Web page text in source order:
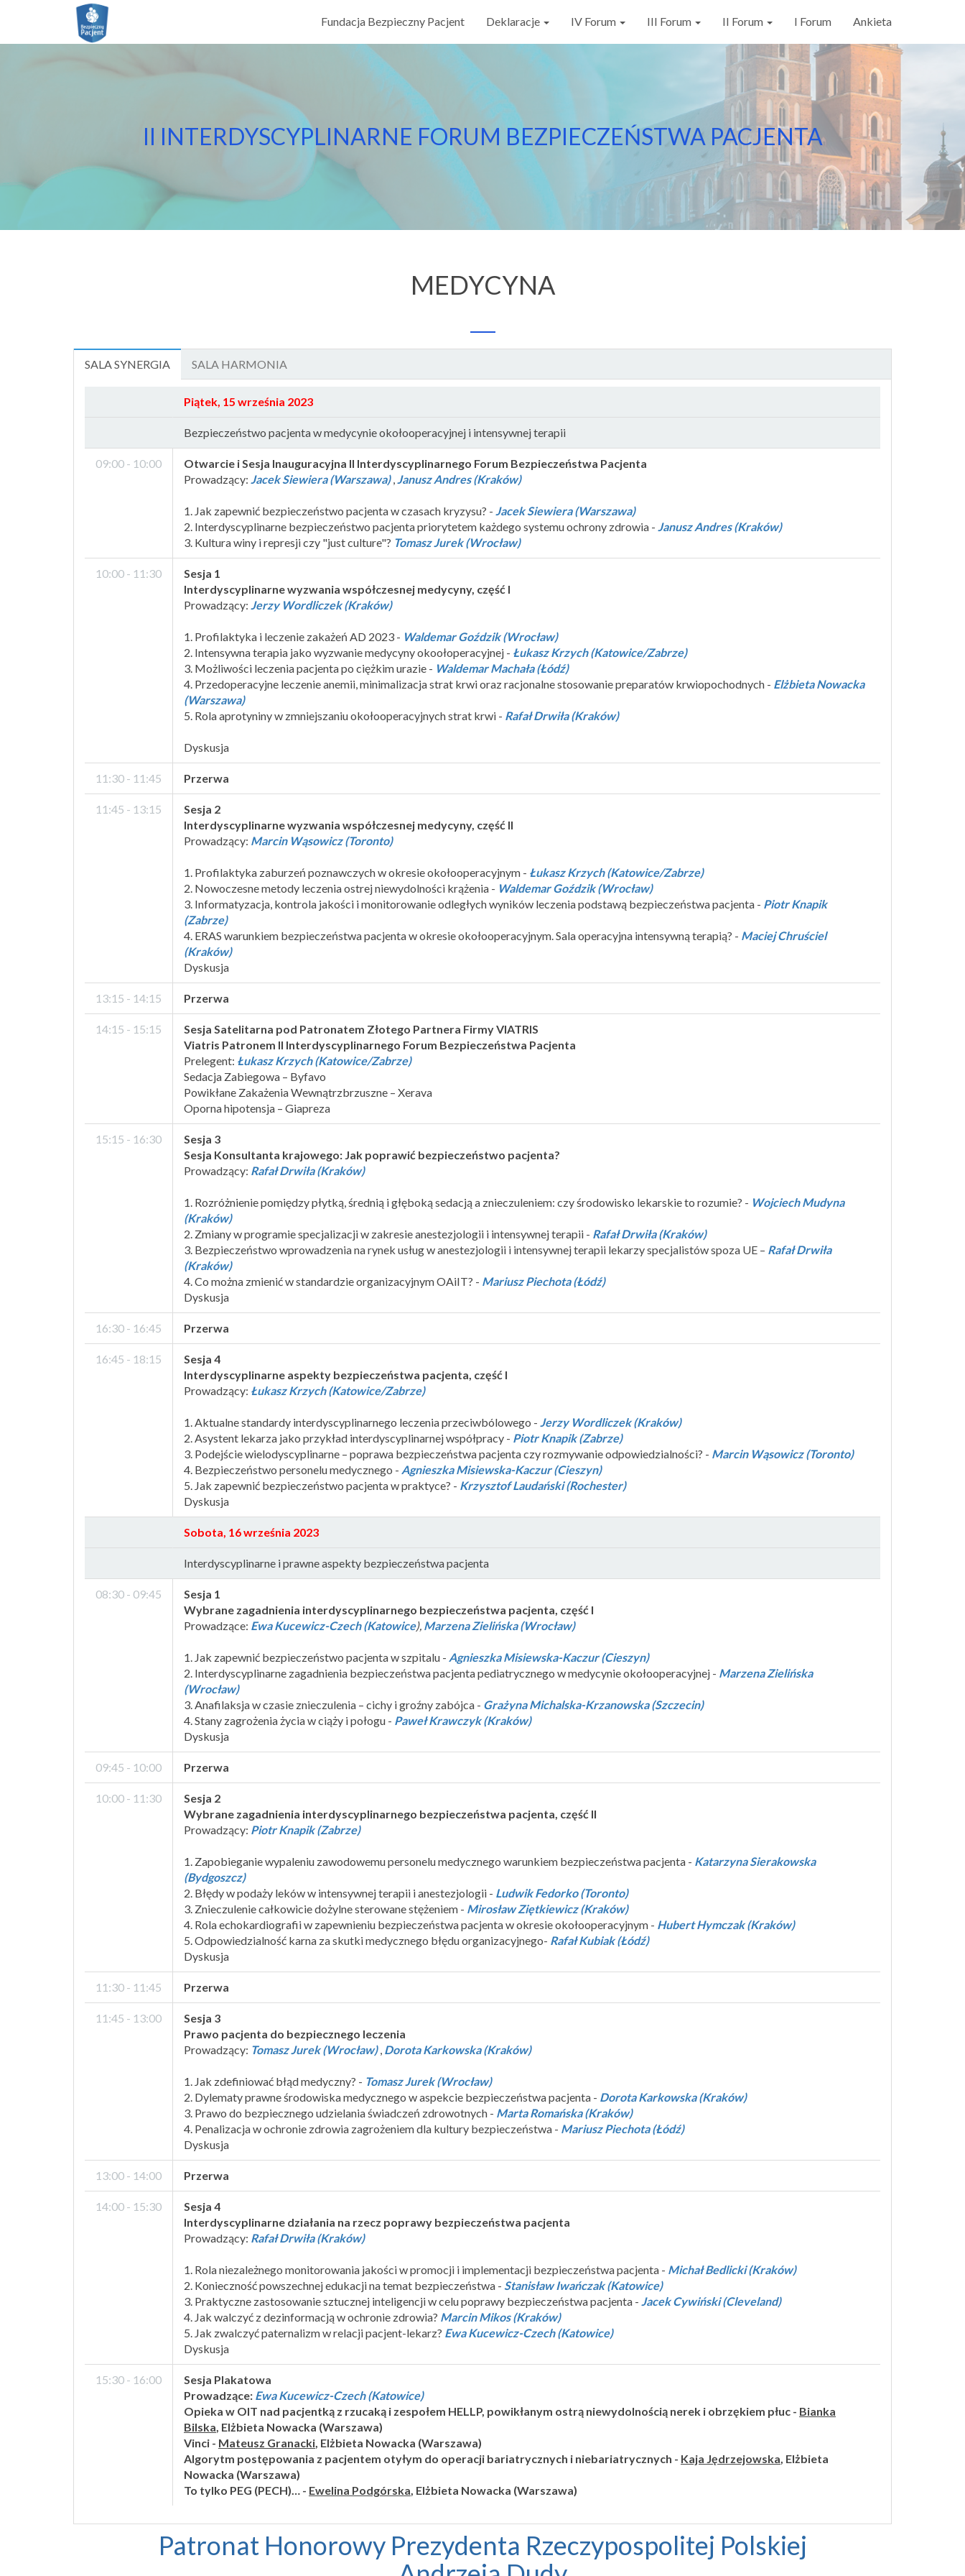
dostępu
Fundacja Bezpieczny Pacjent Deklaracje IV Forum III Forum II Forum I Forum Ankieta
II INTERDYSCYPLINARNE FORUM BEZPIECZEŃSTWA PACJENTA
MEDYCYNA
SALA SYNERGIA SALA HARMONIA
Piątek, 15 września 2023
Bezpieczeństwo pacjenta w medycynie okołooperacyjnej i intensywnej terapii
09:00 - 10:00
Otwarcie i Sesja Inauguracyjna II Interdyscyplinarnego Forum Bezpieczeństwa Pacjenta
Prowadzący: Jacek Siewiera (Warszawa) ,Janusz Andres (Kraków)
1. Jak zapewnić bezpieczeństwo pacjenta w czasach kryzysu? - Jacek Siewiera (Warszawa)
2. Interdyscyplinarne bezpieczeństwo pacjenta priorytetem każdego systemu ochrony zdrowia - Janusz Andres (Kraków)
3. Kultura winy i represji czy "just culture"? Tomasz Jurek (Wrocław)
10:00 - 11:30
Sesja 1
Interdyscyplinarne wyzwania współczesnej medycyny, część I
Prowadzący: Jerzy Wordliczek (Kraków)
1. Profilaktyka i leczenie zakażeń AD 2023 - Waldemar Goździk (Wrocław)
2. Intensywna terapia jako wyzwanie medycyny okoołoperacyjnej - Łukasz Krzych (Katowice/Zabrze)
3. Możliwości leczenia pacjenta po ciężkim urazie - Waldemar Machała (Łódź)
4. Przedoperacyjne leczenie anemii, minimalizacja strat krwi oraz racjonalne stosowanie preparatów krwiopochodnych - Elżbieta Nowacka
(Warszawa)
5. Rola aprotyniny w zmniejszaniu okołooperacyjnych strat krwi - Rafał Drwiła (Kraków)
Dyskusja
11:30 - 11:45 Przerwa
11:45 - 13:15
Sesja 2
Interdyscyplinarne wyzwania współczesnej medycyny, część II
Prowadzący: Marcin Wąsowicz (Toronto)
1. Profilaktyka zaburzeń poznawczych w okresie okołooperacyjnym - Łukasz Krzych (Katowice/Zabrze)
2. Nowoczesne metody leczenia ostrej niewydolności krążenia - Waldemar Goździk (Wrocław)
3. Informatyzacja, kontrola jakości i monitorowanie odległych wyników leczenia podstawą bezpieczeństwa pacjenta - Piotr Knapik
(Zabrze)
4. ERAS warunkiem bezpieczeństwa pacjenta w okresie okołooperacyjnym. Sala operacyjna intensywną terapią? - Maciej Chruściel
(Kraków)
Dyskusja
13:15 - 14:15 Przerwa
14:15 - 15:15
Sesja Satelitarna pod Patronatem Złotego Partnera Firmy VIATRIS
Viatris Patronem II Interdyscyplinarnego Forum Bezpieczeństwa Pacjenta
Prelegent: Łukasz Krzych (Katowice/Zabrze)
Sedacja Zabiegowa – Byfavo
Powikłane Zakażenia Wewnątrzbrzuszne – Xerava
Oporna hipotensja – Giapreza
15:15 - 16:30
Sesja 3
Sesja Konsultanta krajowego: Jak poprawić bezpieczeństwo pacjenta?
Prowadzący: Rafał Drwiła (Kraków)
1. Rozróżnienie pomiędzy płytką, średnią i głęboką sedacją a znieczuleniem: czy środowisko lekarskie to rozumie? - Wojciech Mudyna
(Kraków)
2. Zmiany w programie specjalizacji w zakresie anestezjologii i intensywnej terapii - Rafał Drwiła (Kraków)
3. Bezpieczeństwo wprowadzenia na rynek usług w anestezjologii i intensywnej terapii lekarzy specjalistów spoza UE – Rafał Drwiła
(Kraków)
4. Co można zmienić w standardzie organizacyjnym OAiIT? - Mariusz Piechota (Łódź)
Dyskusja
16:30 - 16:45 Przerwa
16:45 - 18:15
Sesja 4
Interdyscyplinarne aspekty bezpieczeństwa pacjenta, część I
Prowadzący: Łukasz Krzych (Katowice/Zabrze)
1. Aktualne standardy interdyscyplinarnego leczenia przeciwbólowego - Jerzy Wordliczek (Kraków)
2. Asystent lekarza jako przykład interdyscyplinarnej współpracy - Piotr Knapik (Zabrze)
3. Podejście wielodyscyplinarne – poprawa bezpieczeństwa pacjenta czy rozmywanie odpowiedzialności? - Marcin Wąsowicz (Toronto)
4. Bezpieczeństwo personelu medycznego - Agnieszka Misiewska-Kaczur (Cieszyn)
5. Jak zapewnić bezpieczeństwo pacjenta w praktyce? - Krzysztof Laudański (Rochester)
Dyskusja
Sobota, 16 września 2023
Interdyscyplinarne i prawne aspekty bezpieczeństwa pacjenta
08:30 - 09:45
Sesja 1
Wybrane zagadnienia interdyscyplinarnego bezpieczeństwa pacjenta, część I
Prowadzące: Ewa Kucewicz-Czech (Katowice), Marzena Zielińska (Wrocław)
1. Jak zapewnić bezpieczeństwo pacjenta w szpitalu - Agnieszka Misiewska-Kaczur (Cieszyn)
2. Interdyscyplinarne zagadnienia bezpieczeństwa pacjenta pediatrycznego w medycynie okołooperacyjnej - Marzena Zielińska
(Wrocław)
3. Anafilaksja w czasie znieczulenia – cichy i groźny zabójca - Grażyna Michalska-Krzanowska (Szczecin)
4. Stany zagrożenia życia w ciąży i połogu - Paweł Krawczyk (Kraków)
Dyskusja
09:45 - 10:00 Przerwa
10:00 - 11:30
Sesja 2
Wybrane zagadnienia interdyscyplinarnego bezpieczeństwa pacjenta, część II
Prowadzący: Piotr Knapik (Zabrze)
1. Zapobieganie wypaleniu zawodowemu personelu medycznego warunkiem bezpieczeństwa pacjenta - Katarzyna Sierakowska
(Bydgoszcz)
2. Błędy w podaży leków w intensywnej terapii i anestezjologii - Ludwik Fedorko (Toronto)
3. Znieczulenie całkowicie dożylne sterowane stężeniem - Mirosław Ziętkiewicz (Kraków)
4. Rola echokardiografii w zapewnieniu bezpieczeństwa pacjenta w okresie okołooperacyjnym - Hubert Hymczak (Kraków)
5. Odpowiedzialność karna za skutki medycznego błędu organizacyjnego- Rafał Kubiak (Łódź)
Dyskusja
11:30 - 11:45 Przerwa
11:45 - 13:00
Sesja 3
Prawo pacjenta do bezpiecznego leczenia
Prowadzący: Tomasz Jurek (Wrocław) , Dorota Karkowska (Kraków)
1. Jak zdefiniować błąd medyczny? - Tomasz Jurek (Wrocław)
2. Dylematy prawne środowiska medycznego w aspekcie bezpieczeństwa pacjenta - Dorota Karkowska (Kraków)
3. Prawo do bezpiecznego udzielania świadczeń zdrowotnych - Marta Romańska (Kraków)
4. Penalizacja w ochronie zdrowia zagrożeniem dla kultury bezpieczeństwa - Mariusz Piechota (Łódź)
Dyskusja
13:00 - 14:00 Przerwa
14:00 - 15:30
Sesja 4
Interdyscyplinarne działania na rzecz poprawy bezpieczeństwa pacjenta
Prowadzący: Rafał Drwiła (Kraków)
1. Rola niezależnego monitorowania jakości w promocji i implementacji bezpieczeństwa pacjenta - Michał Bedlicki (Kraków)
2. Konieczność powszechnej edukacji na temat bezpieczeństwa - Stanisław Iwańczak (Katowice)
3. Praktyczne zastosowanie sztucznej inteligencji w celu poprawy bezpieczeństwa pacjenta - Jacek Cywiński (Cleveland)
4. Jak walczyć z dezinformacją w ochronie zdrowia? Marcin Mikos (Kraków)
5. Jak zwalczyć paternalizm w relacji pacjent-lekarz? Ewa Kucewicz-Czech (Katowice)
Dyskusja
15:30 - 16:00
Sesja Plakatowa
Prowadzące: Ewa Kucewicz-Czech (Katowice)
Opieka w OIT nad pacjentką z rzucaką i zespołem HELLP, powikłanym ostrą niewydolnością nerek i obrzękiem płuc - Bianka
Bilska, Elżbieta Nowacka (Warszawa)
Vinci - Mateusz Granacki, Elżbieta Nowacka (Warszawa)
Algorytm postępowania z pacjentem otyłym do operacji bariatrycznych i niebariatrycznych - Kaja Jędrzejowska, Elżbieta
Nowacka (Warszawa)
To tylko PEG (PECH)… - Ewelina Podgórska, Elżbieta Nowacka (Warszawa)
Patronat Honorowy Prezydenta Rzeczypospolitej Polskiej